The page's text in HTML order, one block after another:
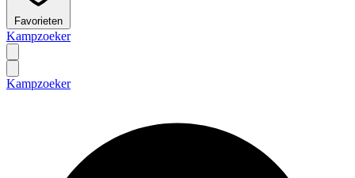
Favorieten
Kampzoeker
Kampzoeker